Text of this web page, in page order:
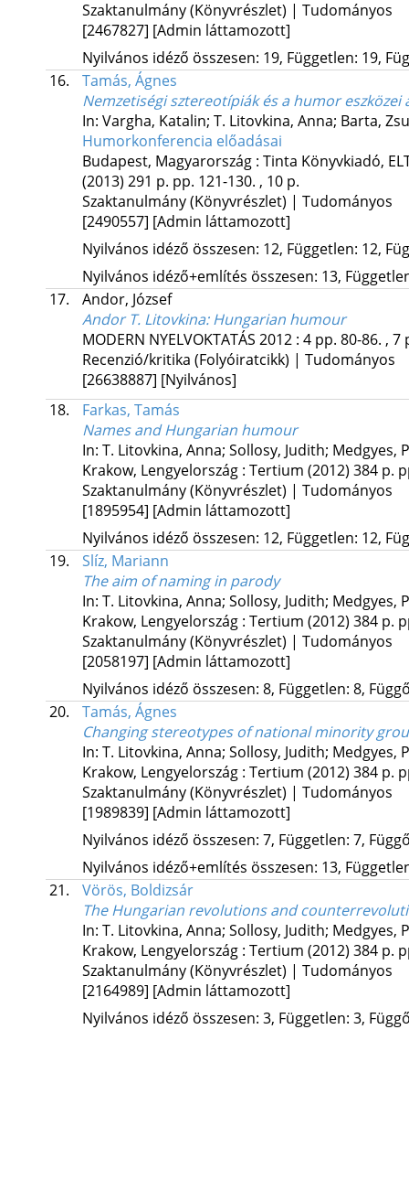
Szaktanulmány (Könyvrészlet) | Tudományos
[2467827] [Admin láttamozott]
Nyilvános idéző összesen: 19, Független: 19,
16.
Tamás, Ágnes
Nemzetiségi sztereotípiák és a humor eszközei
In: Vargha, Katalin; T. Litovkina, Anna; Barta,
Humorkonferencia előadásai
Budapest, Magyarország : Tinta Könyvkiadó,
(2013) 291 p. pp. 121-130. , 10 p.
Szaktanulmány (Könyvrészlet) | Tudományos
[2490557] [Admin láttamozott]
Nyilvános idéző összesen: 12, Független: 12,
Nyilvános idéző+említés összesen: 13,
17.
Andor, József
Andor T. Litovkina: Hungarian humour
MODERN NYELVOKTATÁS 2012: 4 pp. 80-86. , 7
Recenzió/kritika (Folyóiratcikk) | Tudományos
[26638887] [Nyilvános]
18.
Farkas, Tamás
Names and Hungarian humour
In: T. Litovkina, Anna; Sollosy, Judith;
Krakow, Lengyelország : Tertium (2012) 384 p.
Szaktanulmány (Könyvrészlet) | Tudományos
[1895954] [Admin láttamozott]
Nyilvános idéző összesen: 12, Független: 12,
19.
Slíz, Mariann
The aim of naming in parody
In: T. Litovkina, Anna; Sollosy, Judith;
Krakow, Lengyelország : Tertium (2012) 384 p.
Szaktanulmány (Könyvrészlet) | Tudományos
[2058197] [Admin láttamozott]
Nyilvános idéző összesen: 8, Független: 8,
20.
Tamás, Ágnes
Changing stereotypes of national minority
In: T. Litovkina, Anna; Sollosy, Judith;
Krakow, Lengyelország : Tertium (2012) 384 p.
Szaktanulmány (Könyvrészlet) | Tudományos
[1989839] [Admin láttamozott]
Nyilvános idéző összesen: 7, Független: 7,
Nyilvános idéző+említés összesen: 13,
21.
Vörös, Boldizsár
The Hungarian revolutions and
In: T. Litovkina, Anna; Sollosy, Judith;
Krakow, Lengyelország : Tertium (2012) 384 p.
Szaktanulmány (Könyvrészlet) | Tudományos
[2164989] [Admin láttamozott]
Nyilvános idéző összesen: 3, Független: 3,